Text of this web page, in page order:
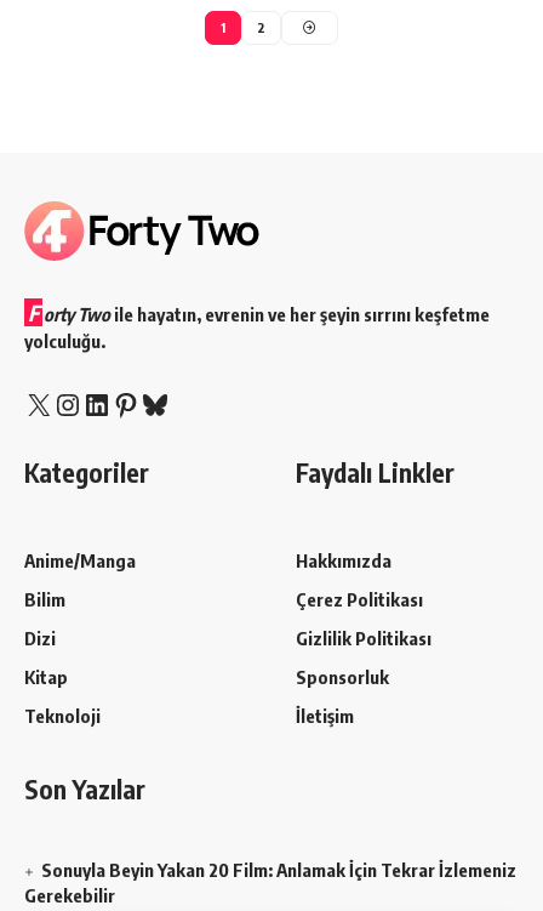
1 2
F orty Twoile hayatın, evrenin ve her şeyin sırrını keşfetme
yolculuğu.
X Instagram
LinkedIn
Pinterest
Bluesky
Kategoriler
Anime/Manga
Bilim
Dizi
Kitap
Teknoloji
Faydalı Linkler
Hakkımızda
Çerez Politikası
Gizlilik Politikası
Sponsorluk
İletişim
Son Yazılar
Sonuyla Beyin Yakan 20 Film: Anlamak İçin Tekrar İzlemeniz
Gerekebilir